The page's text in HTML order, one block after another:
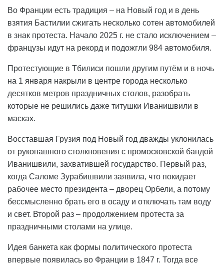
Во Франции есть традиция – на Новый год и в день
взятия Бастилии сжигать несколько сотен автомобилей
в знак протеста. Начало 2025 г. не стало исключением –
французы идут на рекорд и подожгли 984 автомобиля.
Протестующие в Тбилиси пошли другим путём и в ночь
на 1 января накрыли в центре города несколько
десятков метров праздничных столов, разобрать
которые не решились даже титушки Иванишвили в
масках.
Восставшая Грузия под Новый год дважды уклонилась
от рукопашного столкновения с промосковской бандой
Иванишвили, захватившей государство. Первый раз,
когда Саломе Зурабишвили заявила, что покидает
рабочее место президента – дворец Орбели, а потому
бессмысленно брать его в осаду и отключать там воду
и свет. Второй раз – продолжением протеста за
праздничными столами на улице.
Идея банкета как формы политического протеста
впервые появилась во Франции в 1847 г. Тогда все